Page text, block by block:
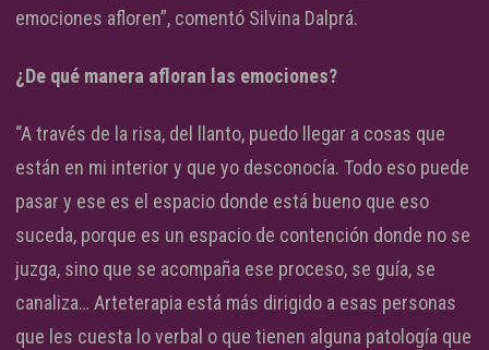
emociones afloren”, comentó Silvina Dalprá.
¿De qué manera afloran las emociones?
“A través de la risa, del llanto, puedo llegar a cosas que
están en mi interior y que yo desconocía. Todo eso puede
pasar y ese es el espacio donde está bueno que eso
suceda, porque es un espacio de contención donde no se
juzga, sino que se acompaña ese proceso, se guía, se
canaliza… Arteterapia está más dirigido a esas personas
que les cuesta lo verbal o que tienen alguna patología que